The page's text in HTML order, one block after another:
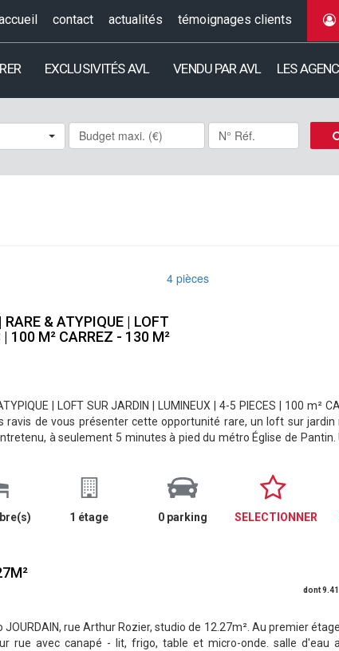
contact actualités témoignages clients
EXCLUSIVITÉS AVL VENDU PAR AVL LES
4 pièces
& ATYPIQUE | LOFT
100 M² CARREZ - 130 M²
| LOFT SUR JARDIN | LUMINEUX | 4-5 PIECES | 100 m²
ravis de vous présenter cette opportunité rare, un loft sur
à seulement 5 minutes à pied du métro Église de Pantin.
1 étage 0 parking SELECTIONNER
dont
JOURDAIN, rue Arthur Rozier, studio de 12.27m². Au premier
rue avec canapé - lit, frigo, table et micro-onde. salle d'eau